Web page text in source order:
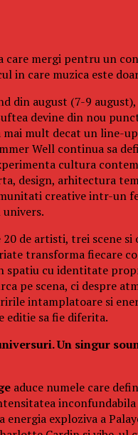
care mergi pentru un
in care muzica este
din august (7-9
devine din nou
mult decat un line-
Well continua sa
cultura
design, arhitectura
creative intr-un
de artisti, trei scene si
transforma fiecare
spatiu cu identitate
pe scena, ci despre
intamplatoare si
editie sa fie diferita.
Un singur
aduce numele care
inconfundabila
energia exploziva a